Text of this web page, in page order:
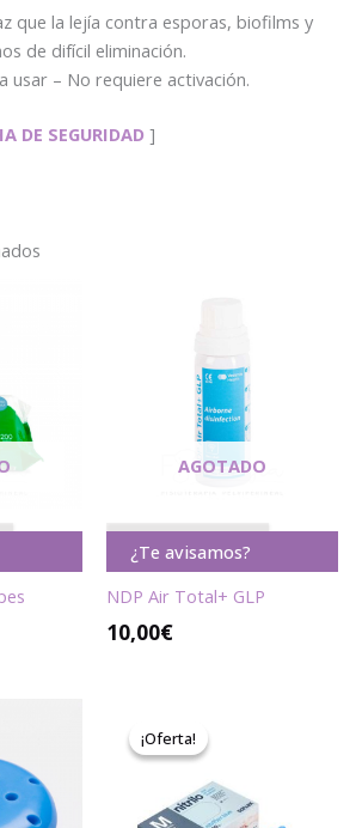
que la lejía contra esporas, biofilms y
de difícil eliminación.
usar – No requiere activación.
DE SEGURIDAD ]
A G O T A D O
AGOTADO
¿Te avisamos?
NDP Air Total+ GLP
10,00€
¡Oferta!
¡Oferta!
precio
original
era:
6,71€.
es:
4,32€.